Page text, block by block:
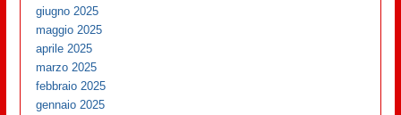
giugno 2025
maggio 2025
aprile 2025
marzo 2025
febbraio 2025
gennaio 2025